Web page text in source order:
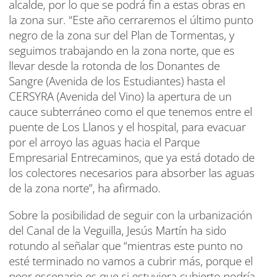
alcalde, por lo que se podrá fin a estas obras en
la zona sur. “Este año cerraremos el último punto
negro de la zona sur del Plan de Tormentas, y
seguimos trabajando en la zona norte, que es
llevar desde la rotonda de los Donantes de
Sangre (Avenida de los Estudiantes) hasta el
CERSYRA (Avenida del Vino) la apertura de un
cauce subterráneo como el que tenemos entre el
puente de Los Llanos y el hospital, para evacuar
por el arroyo las aguas hacia el Parque
Empresarial Entrecaminos, que ya está dotado de
los colectores necesarios para absorber las aguas
de la zona norte”, ha afirmado.
Sobre la posibilidad de seguir con la urbanización
del Canal de la Veguilla, Jesús Martín ha sido
rotundo al señalar que “mientras este punto no
esté terminado no vamos a cubrir más, porque el